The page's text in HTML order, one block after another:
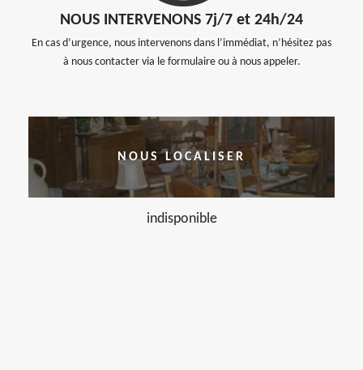
NOUS INTERVENONS 7j/7 et 24h/24
En cas d’urgence, nous intervenons dans l’immédiat, n’hésitez pas
à nous contacter via le formulaire ou à nous appeler.
NOUS LOCALISER
indisponible